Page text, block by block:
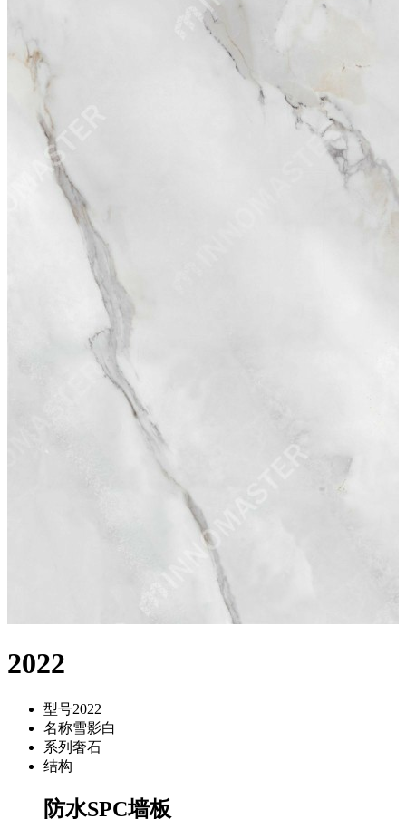
2022
型号2022
名称雪影白
系列 奢石
结构
防水SPC墙板